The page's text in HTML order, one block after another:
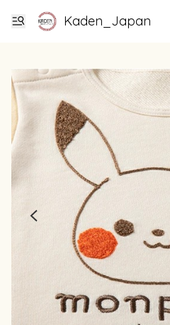
Kaden_Japan